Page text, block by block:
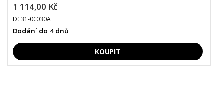
1 114,00 Kč
DC31-00030A
Dodání do 4 dnů